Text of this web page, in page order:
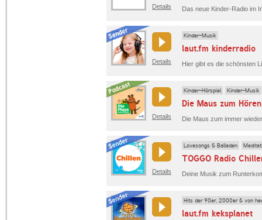
Details
Details
Kinder-Musik
laut.fm kinderradio
Hier gibt es die schönsten
Details
Kinder-Hörspiel Kinder-Musik
Die Maus zum Hören
Details
Lovesongs & Balladen
TOGGO Radio
Hits der 90er, 2000er & von
laut.fm keksplanet